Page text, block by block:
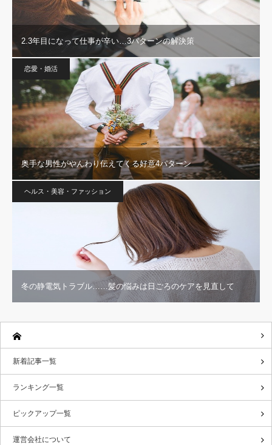
2.3年目になって仕事が辛い…3パターンの解決策
恋愛・婚活
奥手な男性がやんわり伝えてくる好意4パターン
ヘルス・美容・ファッション
冬の静電気トラブル……髪の悩みは日ごろのケアを見直して
新着記事一覧
ランキング一覧
ピックアップ一覧
運営会社について